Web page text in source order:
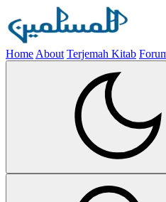
Home About Terjemah Kitab